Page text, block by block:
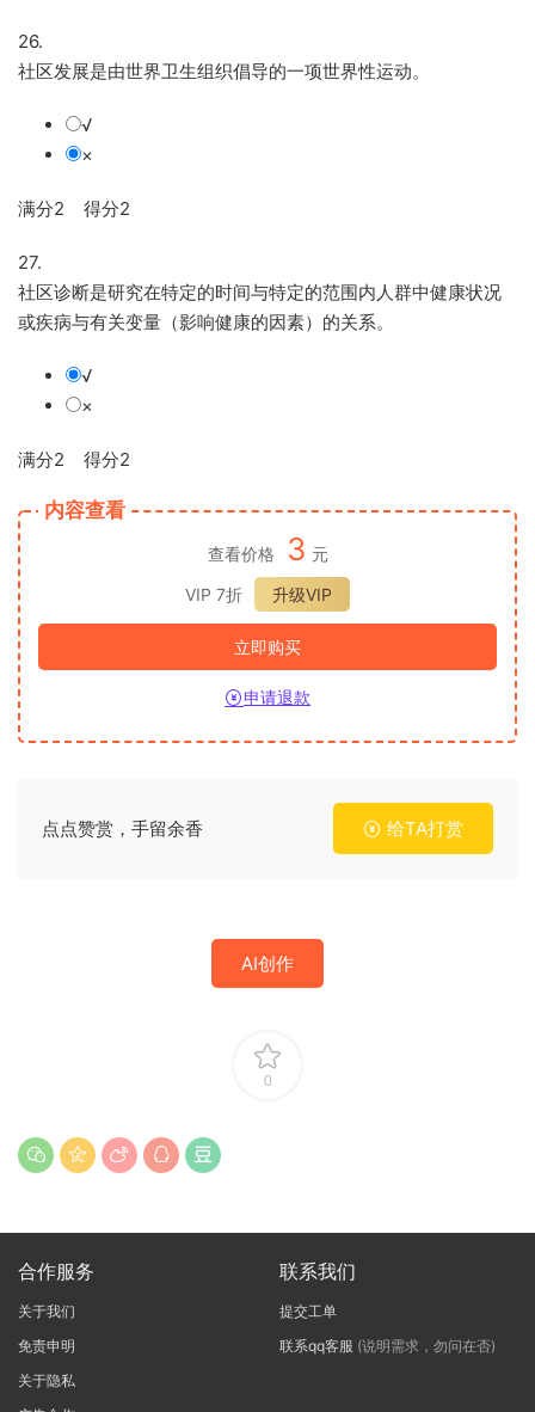
26.
社区发展是由世界卫生组织倡导的一项世界性运动。
√
×
满分2 得分2
27.
社区诊断是研究在特定的时间与特定的范围内人群中健康状况
或疾病与有关变量（影响健康的因素）的关系。
√
×
满分2 得分2
内容查看
查看价格 3 元
VIP 7折
升级VIP
立即购买
申请退款
点点赞赏，手留余香 给TA打赏
AI创作
0
合作服务
关于我们
免责申明
关于隐私
联系我们
提交工单
联系qq客服 (说明需求，勿问在否)